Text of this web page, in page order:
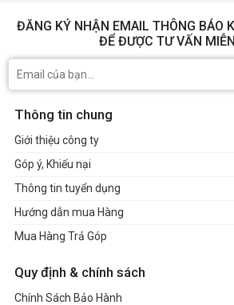
ĐĂNG KÝ NHẬN EMAIL THÔNG BÁO
ĐỂ ĐƯỢC TƯ VẤN
Thông tin chung
Giới thiệu công ty
Góp ý, Khiếu nại
Thông tin tuyển dụng
Hướng dẫn mua Hàng
Mua Hàng Trả Góp
Quy định & chính sách
Chính Sách Bảo Hành